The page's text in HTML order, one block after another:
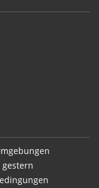
gestern